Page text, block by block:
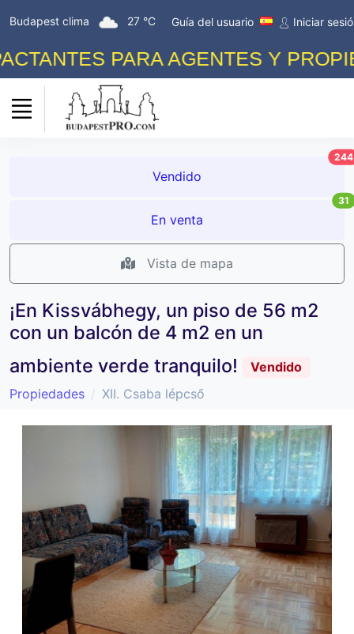
Budapest clima 27 °C Guía del usuario Iniciar
PARA AGENTES Y
Vendido
244
En venta
31
Vista de mapa
¡En Kissvábhegy, un piso de 56 m2
con un balcón de 4 m2 en un
ambiente verde tranquilo!
Vendido
Propiedades
XII. Csaba lépcső